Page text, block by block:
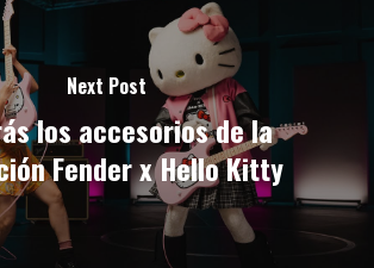
Next Post
los accesorios de la
Fender x Hello Kitty